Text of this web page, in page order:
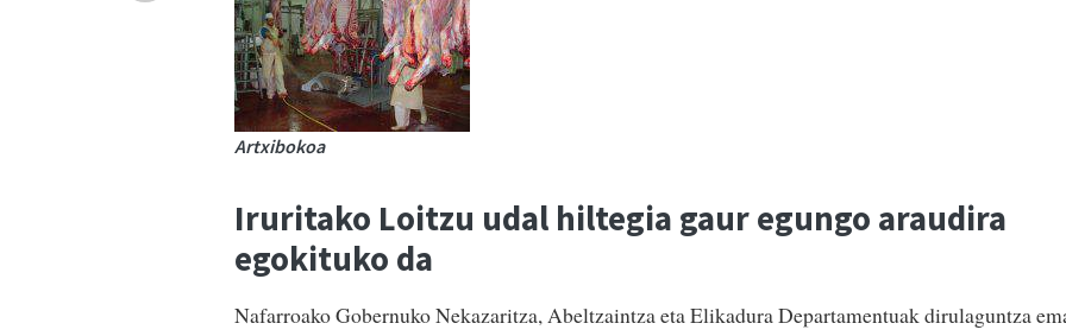
Artxibokoa
Iruritako Loitzu udal hiltegia gaur egungo araudira
egokituko da
Nafarroako Gobernuko Nekazaritza, Abeltzaintza eta Elikadura Departamentuak dirulaguntza